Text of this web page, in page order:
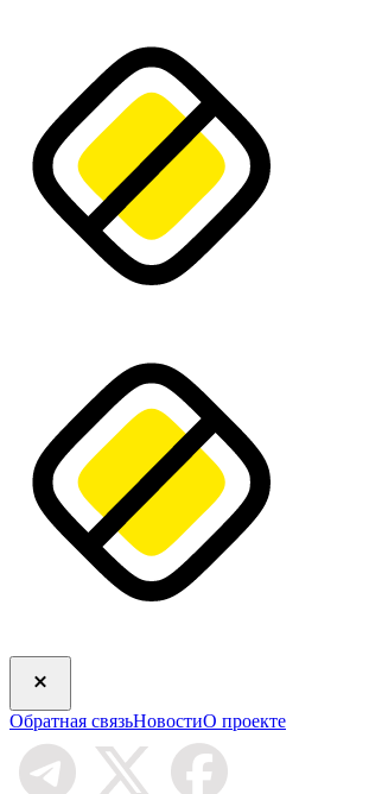
Обратная связьНовостиО проекте